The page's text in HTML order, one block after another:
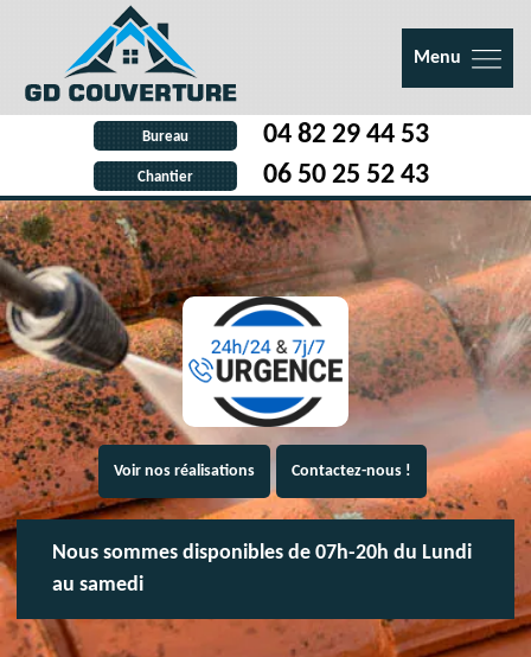
Menu
Bureau 04 82 29 44 53
Chantier 06 50 25 52 43
Voir nos réalisations Contactez-nous !
Nous sommes disponibles de 07h-20h du Lundi
au samedi